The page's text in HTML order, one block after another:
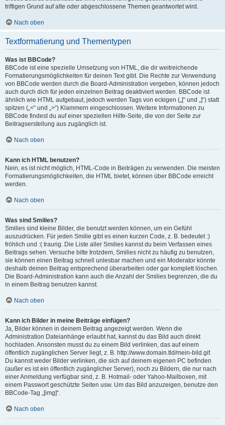
triftigen Grund auf alte oder abgeschlossene Themen geantwortet wird.
Nach oben
Textformatierung und Thementypen
Was ist BBCode?
BBCode ist eine spezielle Umsetzung von HTML, die dir weitreichende
Formatierungsmöglichkeiten für deinen Text gibt. Die Rechte zur Verwendung
von BBCode werden durch die Board-Administration vergeben, können jedoch
auch durch dich für jeden einzelnen Beitrag deaktiviert werden. BBCode ist
ähnlich wie HTML aufgebaut, jedoch werden Tags von eckigen („[“ und „]“) statt
spitzen („<“ und „>“) Klammern eingeschlossen. Weitere Informationen zu
BBCode findest du auf einer speziellen Hilfe-Seite, die von der Seite zur
Beitragserstellung aus zugänglich ist.
Nach oben
Kann ich HTML benutzen?
Nein, es ist nicht möglich, HTML-Code in Beiträgen zu verwenden. Die meisten
Formatierungsmöglichkeiten, die HTML bietet, können über BBCode erreicht
werden.
Nach oben
Was sind Smilies?
Smilies sind kleine Bilder, die benutzt werden können, um ein Gefühl
auszudrücken. Für jeden Smilie gibt es einen kurzen Code, z. B. bedeutet :)
fröhlich und :( traurig. Die Liste aller Smilies kannst du beim Verfassen eines
Beitrags sehen. Versuche bitte trotzdem, Smilies nicht zu häufig zu benutzen,
sie können einen Beitrag schnell unlesbar machen und ein Moderator könnte
deshalb deinen Beitrag entsprechend überarbeiten oder gar komplett löschen.
Die Board-Administration kann auch die Anzahl der Smilies begrenzen, die du
in einem Beitrag benutzen kannst.
Nach oben
Kann ich Bilder in meine Beiträge einfügen?
Ja, Bilder können in deinem Beitrag angezeigt werden. Wenn die
Administration Dateianhänge erlaubt hat, kannst du das Bild auch direkt
hochladen. Ansonsten musst du zu einem Bild verlinken, das auf einem
öffentlich zugänglichen Server liegt, z. B. http://www.domain.tld/mein-bild.gif.
Du kannst weder Bilder verlinken, die sich auf deinem eigenen PC befinden
(außer es ist ein öffentlich zugänglicher Server), noch zu Bildern, die nur nach
einer Anmeldung verfügbar sind, z. B. Hotmail- oder Yahoo-Mailboxen, mit
einem Passwort geschützte Seiten usw. Um das Bild anzuzeigen, benutze den
BBCode-Tag „[img]“.
Nach oben